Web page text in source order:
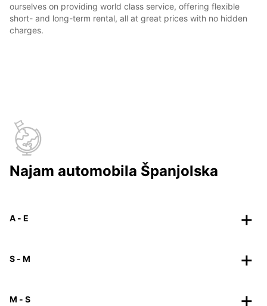
ourselves on providing world class service, offering flexible
short- and long-term rental, all at great prices with no hidden
charges.
Najam automobila Španjolska
A - E
S - M
M - S